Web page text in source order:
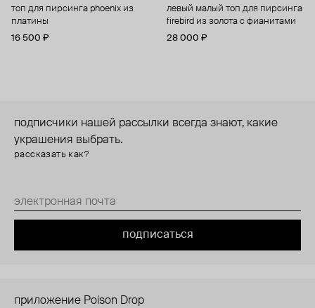
топ для пирсинга phoenix из
платины
16 500 ₽
левый малый топ для пирсинга
firebird из золота с фианитами
28 000 ₽
подписчики нашей рассылки всегда знают, какие
украшения выбрать.
рассказать как?
подписаться
приложение Poison Drop